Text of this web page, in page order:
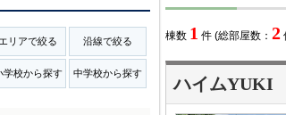
棟数 1 件 (総部屋数： 2
ハイムYUKI
エリアで絞る 沿線で絞る
学校から探す 中学校から探す